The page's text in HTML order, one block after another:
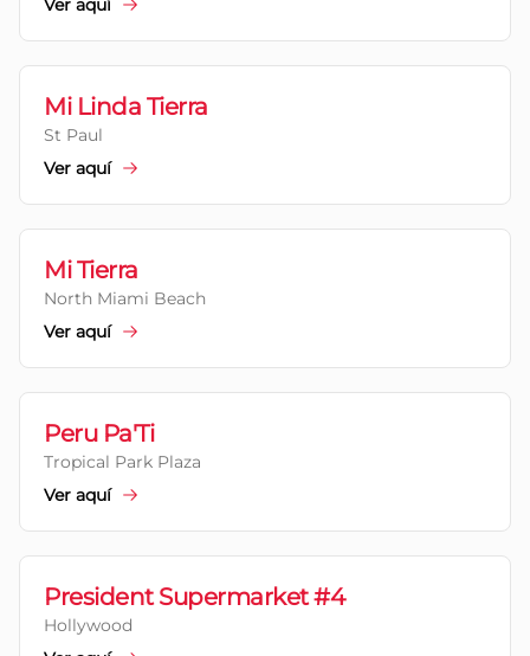
Ver aquí
Mi Linda Tierra
St Paul
Ver aquí
Mi Tierra
North Miami Beach
Ver aquí
Peru Pa'Ti
Tropical Park Plaza
Ver aquí
President Supermarket #4
Hollywood